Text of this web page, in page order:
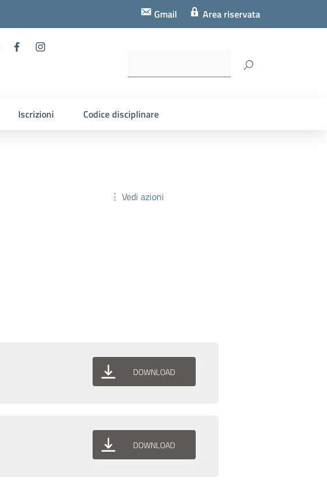
Gmail Area riservata
Iscrizioni Codice disciplinare
⋮ Vedi azioni
DOWNLOAD
DOWNLOAD